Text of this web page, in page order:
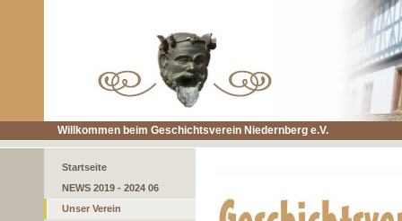
Willkommen beim Geschichtsverein Niedernberg e.V.
Startseite
NEWS 2019 - 2024 06
Unser Verein